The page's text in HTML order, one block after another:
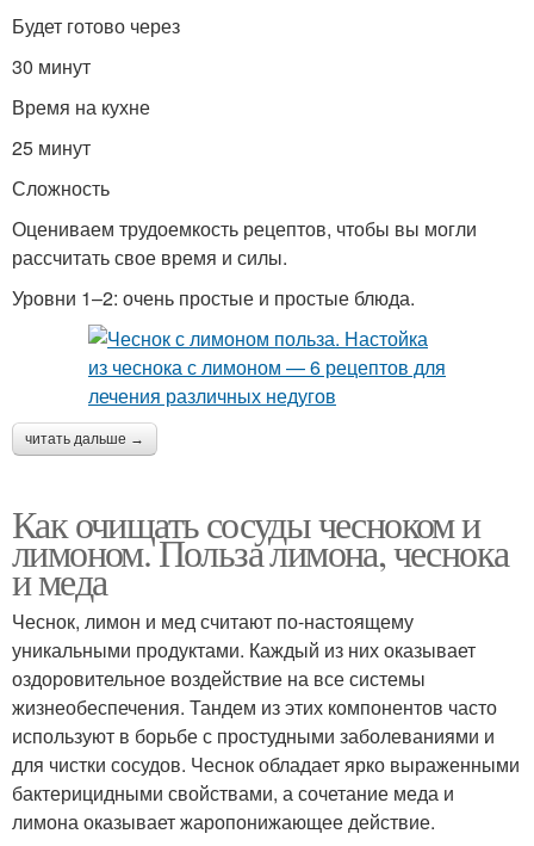
Будет готово через
30 минут
Время на кухне
25 минут
Сложность
Оцениваем трудоемкость рецептов, чтобы вы могли
рассчитать свое время и силы.
Уровни 1–2: очень простые и простые блюда.
читать дальше →
Как очищать сосуды чесноком и
лимоном. Польза лимона, чеснока
и меда
Чеснок, лимон и мед считают по-настоящему
уникальными продуктами. Каждый из них оказывает
оздоровительное воздействие на все системы
жизнеобеспечения. Тандем из этих компонентов часто
используют в борьбе с простудными заболеваниями и
для чистки сосудов. Чеснок обладает ярко выраженными
бактерицидными свойствами, а сочетание меда и
лимона оказывает жаропонижающее действие.